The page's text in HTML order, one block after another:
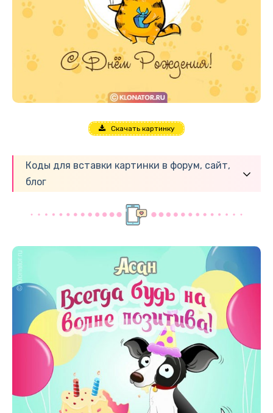
Скачать картинку
Коды для вставки картинки в форум, сайт,
блог